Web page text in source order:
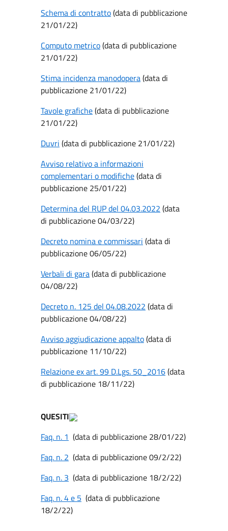
Schema di contratto(data di pubblicazione
21/01/22)
Computo metrico(data di pubblicazione
21/01/22)
Stima incidenza manodopera(data di
pubblicazione 21/01/22)
Tavole grafiche(data di pubblicazione
21/01/22)
Duvri (data di pubblicazione 21/01/22)
Avviso relativo a informazioni
complementari o modifiche(data di
pubblicazione 25/01/22)
Determina del RUP del 04.03.2022 (data
di pubblicazione 04/03/22)
Decreto nomina e commissari (data di
pubblicazione 06/05/22)
Verbali di gara(data di pubblicazione
04/08/22)
Decreto n. 125 del 04.08.2022 (data di
pubblicazione 04/08/22)
Avviso aggiudicazione appalto(data di
pubblicazione 11/10/22)
Relazione ex art. 99 D.Lgs. 50_2016(data
di pubblicazione 18/11/22)
QUESITI
Faq. n. 1 (data di pubblicazione 28/01/22)
Faq. n. 2 (data di pubblicazione 09/2/22)
Faq. n. 3 (data di pubblicazione 18/2/22)
Faq. n. 4 e 5 (data di pubblicazione
18/2/22)